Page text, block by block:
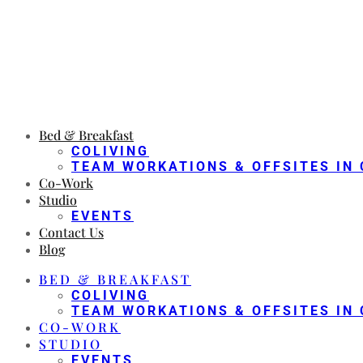
Bed & Breakfast
COLIVING
TEAM WORKATIONS & OFFSITES IN
Co-Work
Studio
EVENTS
Contact Us
Blog
BED & BREAKFAST
COLIVING
TEAM WORKATIONS & OFFSITES IN
CO-WORK
STUDIO